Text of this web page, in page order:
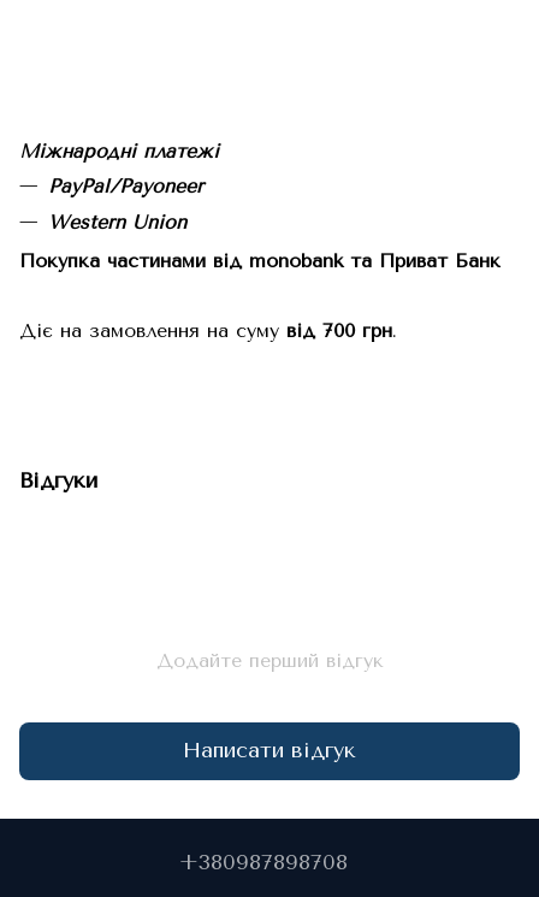
Міжнародні платежі
PayPal/Payoneer
Western Union
Покупка частинами від monobank та Приват Банк
Діє на замовлення на суму від 700 грн.
Відгуки
Додайте перший відгук
Написати відгук
+380987898708